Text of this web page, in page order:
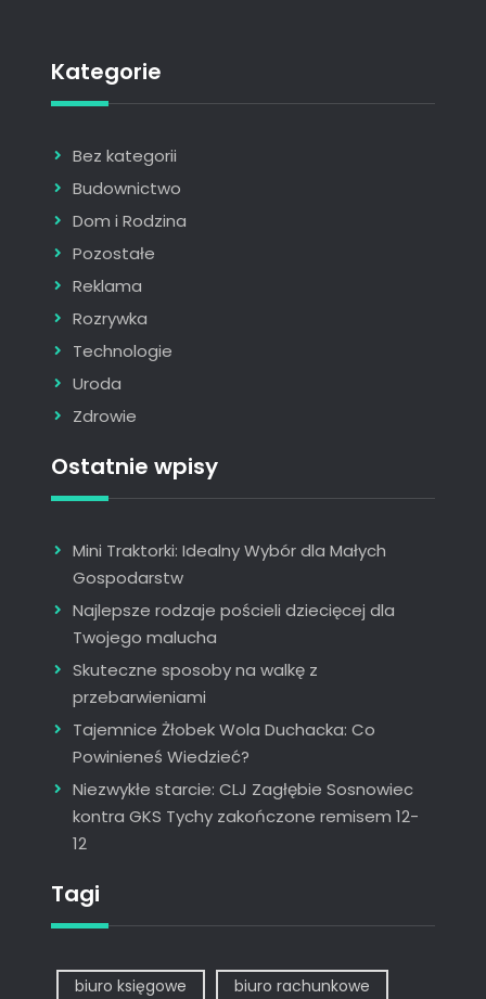
Kategorie
Bez kategorii
Budownictwo
Dom i Rodzina
Pozostałe
Reklama
Rozrywka
Technologie
Uroda
Zdrowie
Ostatnie wpisy
Mini Traktorki: Idealny Wybór dla Małych
Gospodarstw
Najlepsze rodzaje pościeli dziecięcej dla
Twojego malucha
Skuteczne sposoby na walkę z
przebarwieniami
Tajemnice Żłobek Wola Duchacka: Co
Powinieneś Wiedzieć?
Niezwykłe starcie: CLJ Zagłębie Sosnowiec
kontra GKS Tychy zakończone remisem 12-
12
Tagi
biuro księgowe biuro rachunkowe